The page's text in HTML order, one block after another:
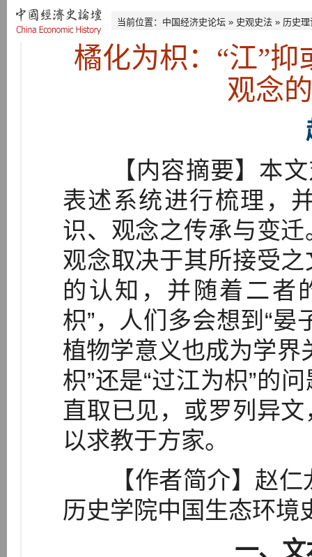
当前位置： 中国经济史论坛 » 史观史法 » 历史理
橘化为枳：“江”
观念
【内容摘要】本文
表述系统进行梳理，
识、观念之传承与变
观念取决于其所接受
的认知，并随着二者
枳”，人们多会想到“晏
植物学意义也成为学界
枳”还是“过江为枳”的
直取已见，或罗列异
以求教于方家。
【作者简介】赵仁
历史学院中国生态环境
一、